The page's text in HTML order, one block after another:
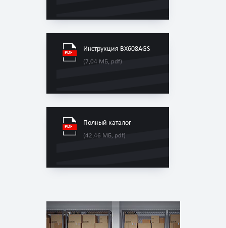
Инструкция BX608AGS
(7,04 МБ, pdf)
Полный каталог
(42,46 МБ, pdf)